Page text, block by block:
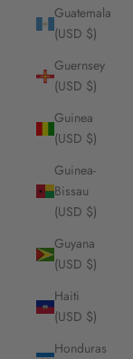
Guatemala
(USD $)
Guernsey
(USD $)
Guinea
(USD $)
Guinea-
Bissau
(USD $)
Guyana
(USD $)
Haiti
(USD $)
Honduras